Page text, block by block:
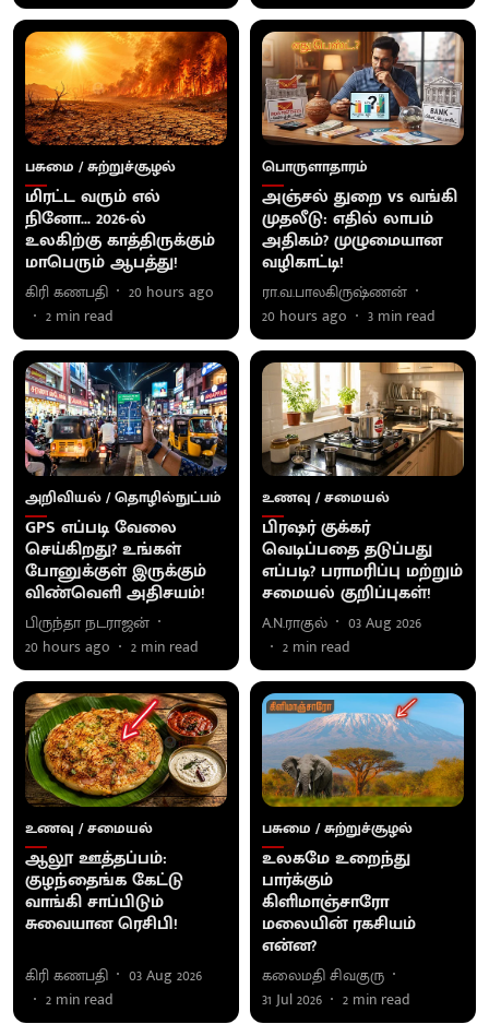
பசுமை / சுற்றுச்சூழல்
மிரட்ட வரும் எல்
நினோ... 2026-ல்
உலகிற்கு காத்திருக்கும்
மாபெரும் ஆபத்து!
கிரி கணபதி
20 hours ago
2 min read
பொருளாதாரம்
அஞ்சல் துறை vs வங்கி
முதலீடு: எதில் லாபம்
அதிகம்? முழுமையான
வழிகாட்டி!
ரா.வ.பாலகிருஷ்ணன்
20 hours ago
3 min read
அறிவியல் / தொழில்நுட்பம்
GPS எப்படி வேலை
செய்கிறது? உங்கள்
போனுக்குள் இருக்கும்
விண்வெளி அதிசயம்!
பிருந்தா நடராஜன்
20 hours ago
2 min read
உணவு / சமையல்
பிரஷர் குக்கர்
வெடிப்பதை தடுப்பது
எப்படி? பராமரிப்பு மற்றும்
சமையல் குறிப்புகள்!
A.N.ராகுல்
03 Aug 2026
2 min read
உணவு / சமையல்
ஆலூ ஊத்தப்பம்:
குழந்தைங்க கேட்டு
வாங்கி சாப்பிடும்
சுவையான ரெசிபி!
கிரி கணபதி
03 Aug 2026
2 min read
பசுமை / சுற்றுச்சூழல்
உலகமே உறைந்து
பார்க்கும்
கிளிமாஞ்சாரோ
மலையின் ரகசியம்
என்ன?
கலைமதி சிவகுரு
31 Jul 2026
2 min read